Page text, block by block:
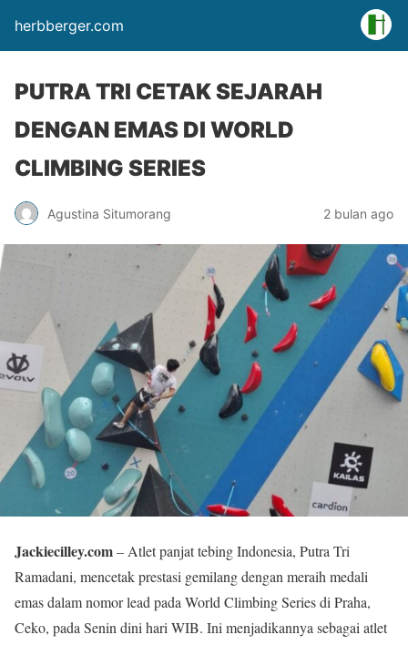
herbberger.com
PUTRA TRI CETAK SEJARAH
DENGAN EMAS DI WORLD
CLIMBING SERIES
Agustina Situmorang 2 bulan ago
Jackiecilley.com– Atlet panjat tebing Indonesia, Putra Tri
Ramadani, mencetak prestasi gemilang dengan meraih medali
emas dalam nomor lead pada World Climbing Series di Praha,
Ceko, pada Senin dini hari WIB. Ini menjadikannya sebagai atlet